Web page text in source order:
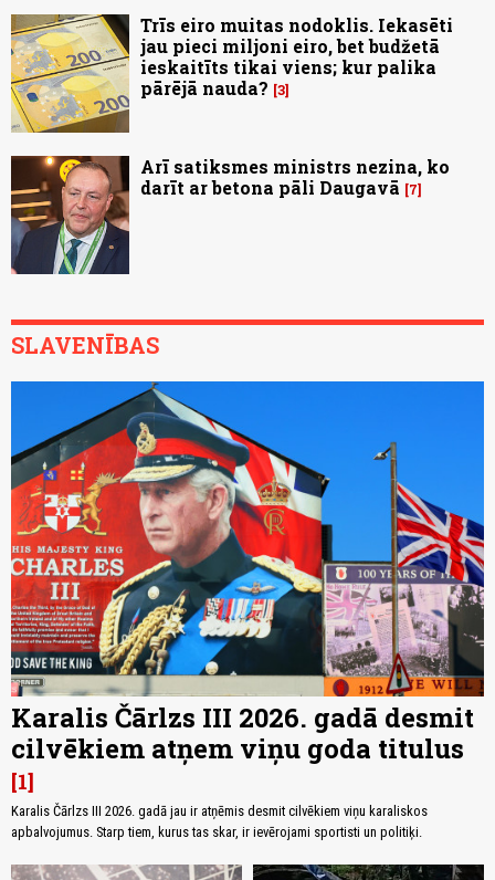
Trīs eiro muitas nodoklis. Iekasēti
jau pieci miljoni eiro, bet budžetā
ieskaitīts tikai viens; kur palika
pārējā nauda? 3
Arī satiksmes ministrs nezina, ko
darīt ar betona pāli Daugavā
7
SLAVENĪBAS
Karalis Čārlzs III 2026. gadā desmit
cilvēkiem atņem viņu goda titulus
1
Karalis Čārlzs III 2026. gadā jau ir atņēmis desmit cilvēkiem viņu karaliskos
apbalvojumus. Starp tiem, kurus tas skar, ir ievērojami sportisti un politiķi.